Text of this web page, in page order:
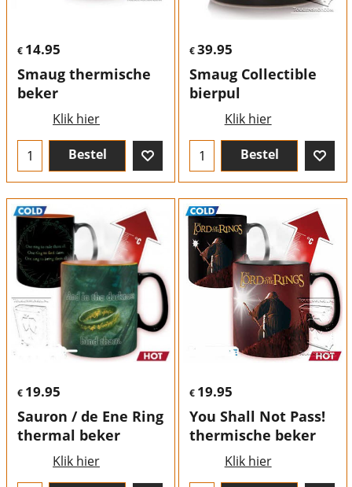
€ 14.95
Smaug thermische
beker
Klik hier
Bestel
€39.95
Smaug Collectible
bierpul
Klik hier
Bestel
€ 19.95
Sauron / de Ene Ring
thermal beker
Klik hier
€ 19.95
You Shall Not Pass!
thermische beker
Klik hier